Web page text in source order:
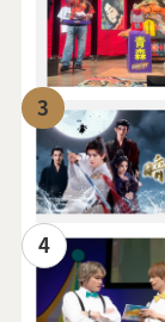
3
4